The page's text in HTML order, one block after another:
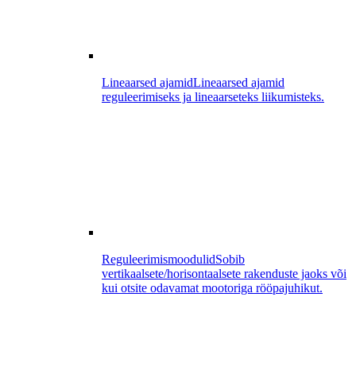
Lineaarsed ajamidLineaarsed ajamid
reguleerimiseks ja lineaarseteks liikumisteks.
ReguleerimismoodulidSobib
vertikaalsete/horisontaalsete rakenduste jaoks või
kui otsite odavamat mootoriga rööpajuhikut.